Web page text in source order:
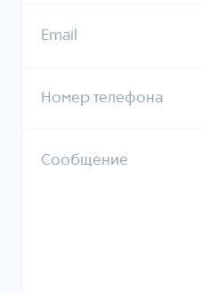
Email
Номер телефона
Сообщение